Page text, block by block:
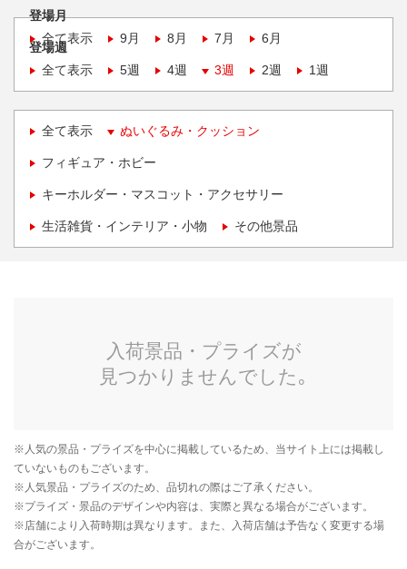
登場月
全て表示
9月 8月 7月 6月
登場週
全て表示
5週 4週 3週 2週 1週
全て表示 ぬいぐるみ・クッション
フィギュア・ホビー
キーホルダー・マスコット・アクセサリー
生活雑貨・インテリア・小物 その他景品